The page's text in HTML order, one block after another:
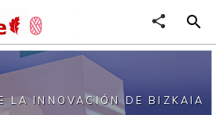
share search
LA INNOVACIÓN DE BIZKAIA